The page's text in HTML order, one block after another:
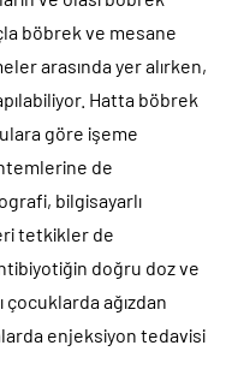
böbrek ve mesane
arasında yer alırken,
Hatta böbrek
göre işeme
de
bilgisayarlı
tetkikler de
doğru doz ve
çocuklarda ağızdan
enjeksiyon tedavisi